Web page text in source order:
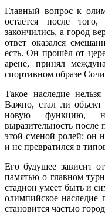
Главный вопрос к
остаётся после
закончились, а город
ответ оказался
есть. Он прошёл от
арене, принял
спортивном образе
Такое наследие
Важно, стал ли
новую функцию,
выразительность
этой сменой ролей: он
и не превратился в
Его будущее зависит
памятью о главном
стадион умеет быть и
олимпийское
становится частью